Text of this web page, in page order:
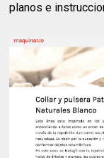
planos e